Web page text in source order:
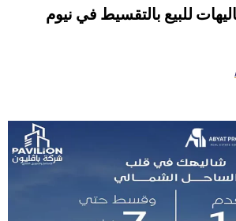
للبيع بالتقسيط في نيوم